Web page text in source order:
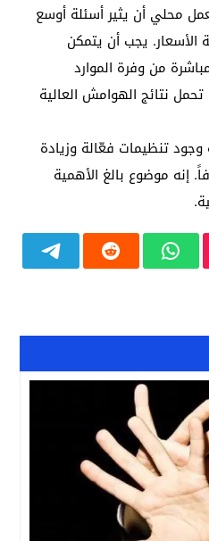
محلي أن يثير أسئلة أوسع
يجب أن يتمكن
من وفرة الموارد
نتائج الهوامش العالية
تنظيمات فعّالة وزيادة
إنه موضوع بالغ الأهمية